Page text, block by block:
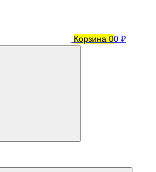
Корзина 00 ₽